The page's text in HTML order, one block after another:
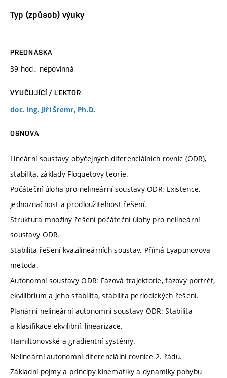
Typ (způsob) výuky
PŘEDNÁŠKA
39 hod., nepovinná
VYUČUJÍCÍ / LEKTOR
doc. Ing. Jiří Šremr, Ph.D.
OSNOVA
Lineární soustavy obyčejných diferenciálních rovnic (ODR),
stabilita, základy Floquetovy teorie.
Počáteční úloha pro nelineární soustavy ODR: Existence,
jednoznačnost a prodloužitelnost řešení.
Struktura množiny řešení počáteční úlohy pro nelineární
soustavy ODR.
Stabilita řešení kvazilineárních soustav. Přímá Lyapunovova
metoda.
Autonomní soustavy ODR: Fázová trajektorie, fázový portrét,
ekvilibrium a jeho stabilita, stabilita periodických řešení.
Planární nelineární autonomní soustavy ODR: Stabilita
a klasifikace ekvilibrií, linearizace.
Hamiltonovské a gradientní systémy.
Nelineární autonomní diferenciální rovnice 2. řádu.
Základní pojmy a principy kinematiky a dynamiky pohybu